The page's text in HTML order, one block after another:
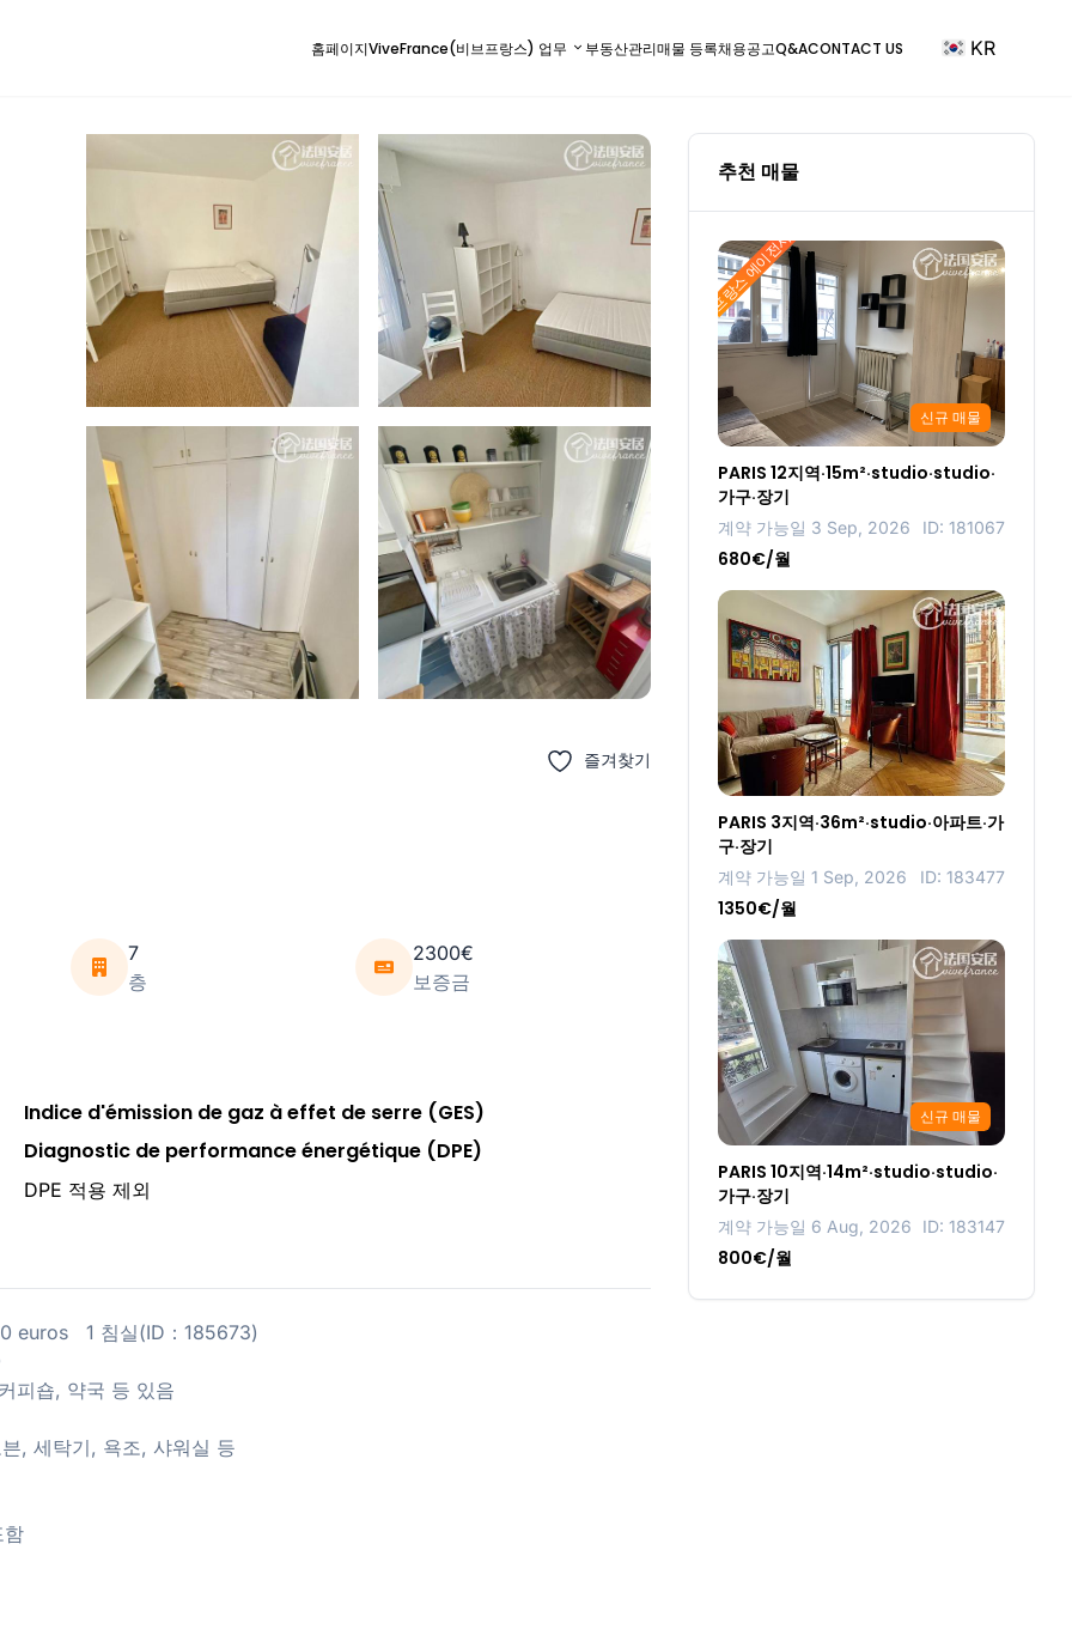
홈페이지ViveFrance(비브프랑스) 업무 부동산관리매물 등록채용공고Q&ACONTACT US KR
즐겨찾기
7
층
2300€
보증금
Indice d'émission de gaz à effet de serre (GES)
Diagnostic de performance énergétique (DPE)
DPE 적용 제외
euros 1 침실(ID：185673)
피숍, 약국 등 있음
, 세탁기, 욕조, 샤워실 등
함
추천 매물
프랑스 에이전시
신규 매물
PARIS 12지역·15m²·studio·studio·
가구·장기
계약 가능일 3 Sep, 2026 ID: 181067
680€/월
PARIS 3지역·36m²·studio·아파트·가
구·장기
계약 가능일 1 Sep, 2026 ID: 183477
1350€/월
신규 매물
PARIS 10지역·14m²·studio·studio·
가구·장기
계약 가능일 6 Aug, 2026 ID: 183147
800€/월